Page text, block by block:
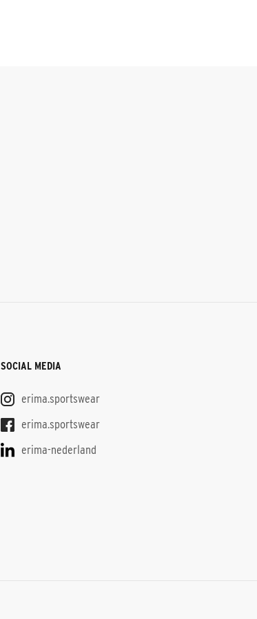
SOCIAL MEDIA
erima.sportswear
erima.sportswear
erima-nederland